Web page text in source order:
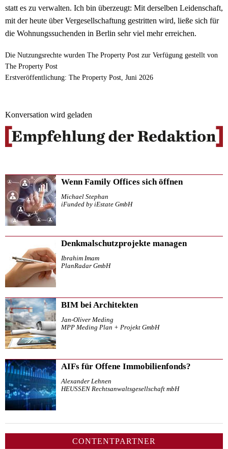
statt es zu verwalten. Ich bin überzeugt: Mit derselben Leidenschaft,
mit der heute über Vergesellschaftung gestritten wird, ließe sich für
die Wohnungssuchenden in Berlin sehr viel mehr erreichen.
Die Nutzungsrechte wurden The Property Post zur Verfügung gestellt von
The Property Post
Erstveröffentlichung: The Property Post, Juni 2026
Konversation wird geladen
Wenn Family Offices sich öffnen
Michael Stephan
iFunded by iEstate GmbH
Denkmalschutzprojekte managen
Ibrahim Imam
PlanRadar GmbH
BIM bei Architekten
Jan-Oliver Meding
MPP Meding Plan + Projekt GmbH
AIFs für Offene Immobilienfonds?
Alexander Lehnen
HEUSSEN Rechtsanwaltsgesellschaft mbH
CONTENTPARTNER